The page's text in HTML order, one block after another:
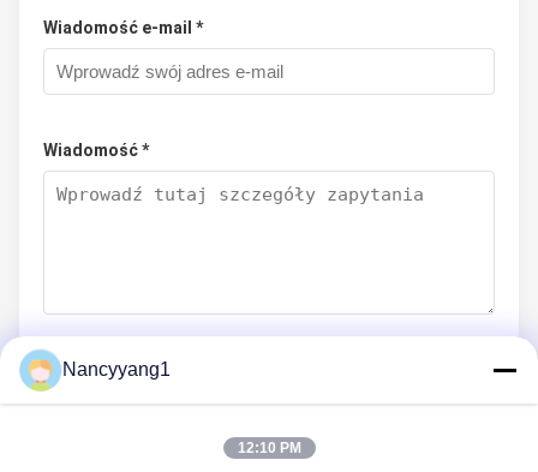
Wiadomość e-mail *
Wiadomość *
Nancyyang1
12:10 PM